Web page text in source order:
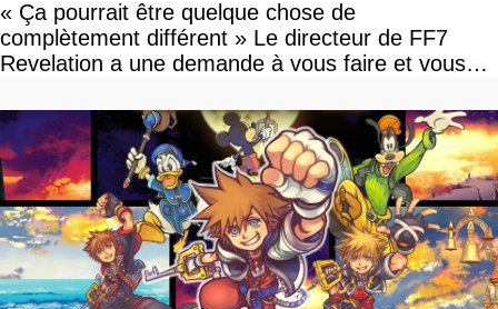
« Ça pourrait être quelque chose de
complètement différent » Le directeur de FF7
Revelation a une demande à vous faire et vous